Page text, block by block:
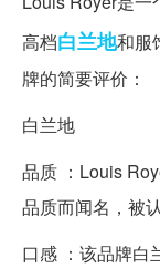
高档白兰地和服
牌的简要评价：
白兰地
品质 ：Louis
品质而闻名，被
口感 ：该品牌白